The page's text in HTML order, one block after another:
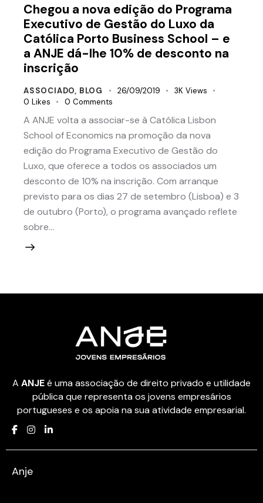
Chegou a nova edição do Programa
Executivo de Gestão do Luxo da
Católica Porto Business School – e
a ANJE dá-lhe 10% de desconto na
inscrição
ASSOCIADO, BLOG 26/09/2019 3K Views
0 Likes 0 Comments
A ANJE volta a associar-se à Católica Lisbon
School of Economics na promoção da nova
edição do Programa Executivo de Gestão do
Luxo, que oferece a todos os associados um
desconto de 10% na inscrição. Com arranque
previsto para os dias 27 de setembro (Lisboa) e 3
de outubro (Porto), o programa avançado reflete
sobre…
A ANJEé uma associação de direito privado e utilidade
pública que representa os jovens empresários
portugueses e os apoia na sua atividade empresarial.
Anje